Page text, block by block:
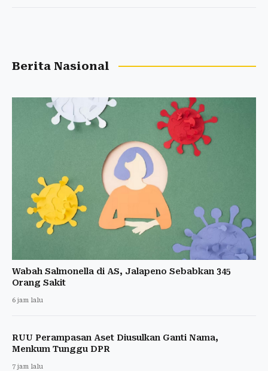
Berita Nasional
Wabah Salmonella di AS, Jalapeno Sebabkan 345
Orang Sakit
6 jam lalu
RUU Perampasan Aset Diusulkan Ganti Nama,
Menkum Tunggu DPR
7 jam lalu